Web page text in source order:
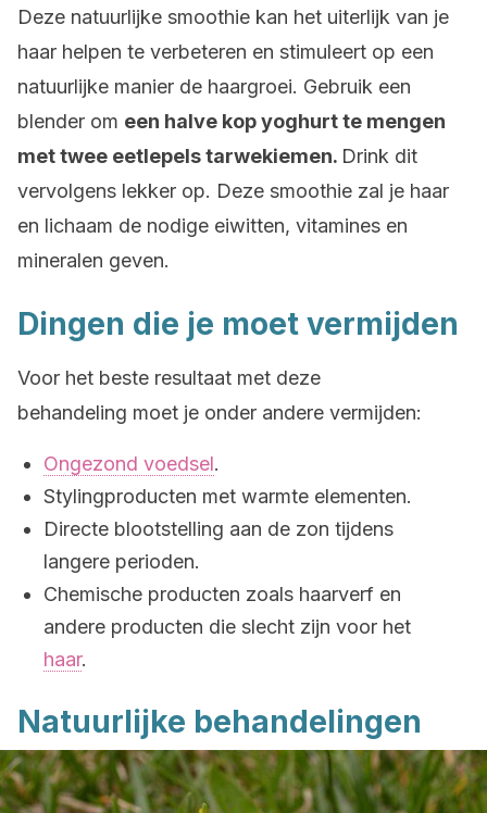
Deze natuurlijke smoothie kan het uiterlijk van je
haar helpen te verbeteren en stimuleert op een
natuurlijke manier de haargroei. Gebruik een
blender om een halve kop yoghurt te mengen
met twee eetlepels tarwekiemen. Drink dit
vervolgens lekker op. Deze smoothie zal je haar
en lichaam de nodige eiwitten, vitamines en
mineralen geven.
Dingen die je moet vermijden
Voor het beste resultaat met deze
behandeling moet je onder andere vermijden:
Ongezond voedsel.
Stylingproducten met warmte elementen.
Directe blootstelling aan de zon tijdens
langere perioden.
Chemische producten zoals haarverf en
andere producten die slecht zijn voor het
haar.
Natuurlijke behandelingen